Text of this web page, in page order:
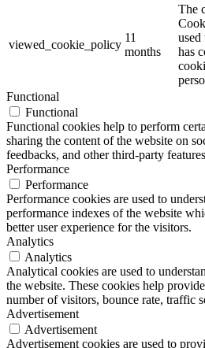
viewed_cookie_policy
11
months
The
used
has
Functional
Functional
Functional cookies help to perform
sharing the content of the website on
feedbacks, and other third-party
Performance
Performance
Performance cookies are used to
performance indexes of the website
better user experience for the visitors.
Analytics
Analytics
Analytical cookies are used to
the website. These cookies help
number of visitors, bounce rate, traffic
Advertisement
Advertisement
Advertisement cookies are used to